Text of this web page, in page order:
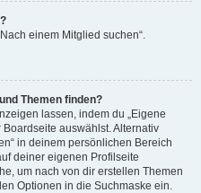
einem Mitglied suchen“.
Themen finden?
lassen, indem du „Eigene
auswählst. Alternativ
in deinem persönlichen Bereich
deiner eigenen Profilseite
um nach von dir erstellen Themen
Optionen in die Suchmaske ein.